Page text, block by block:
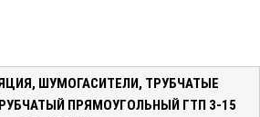
, ШУМОГАСИТЕЛИ, ТРУБЧАТЫЕ
ПРЯМОУГОЛЬНЫЙ ГТП 3-15